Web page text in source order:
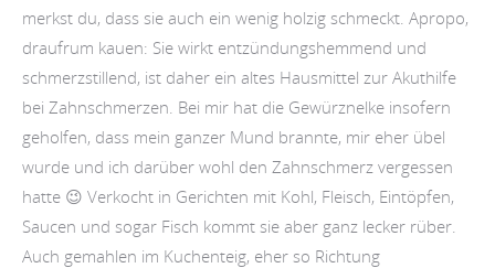
merkst du, dass sie auch ein wenig holzig schmeckt. Apropo,
draufrum kauen: Sie wirkt entzündungshemmend und
schmerzstillend, ist daher ein altes Hausmittel zur Akuthilfe
bei Zahnschmerzen. Bei mir hat die Gewürznelke insofern
geholfen, dass mein ganzer Mund brannte, mir eher übel
wurde und ich darüber wohl den Zahnschmerz vergessen
hatte 😉 Verkocht in Gerichten mit Kohl, Fleisch, Eintöpfen,
Saucen und sogar Fisch kommt sie aber ganz lecker rüber.
Auch gemahlen im Kuchenteig, eher so Richtung